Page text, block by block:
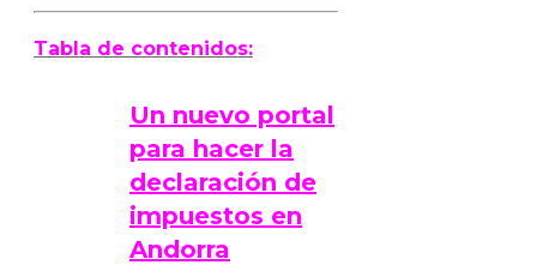
Tabla de contenidos:
Un nuevo portal
para hacer la
declaración de
impuestos en
Andorra